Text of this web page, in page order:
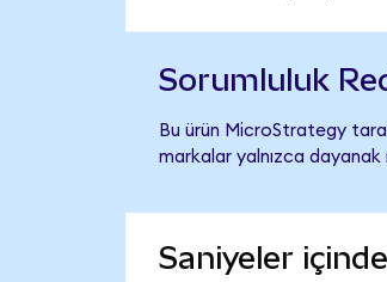
Sorumluluk
Bu ürün MicroStrategy
markalar yalnızca dayanak
Saniyeler